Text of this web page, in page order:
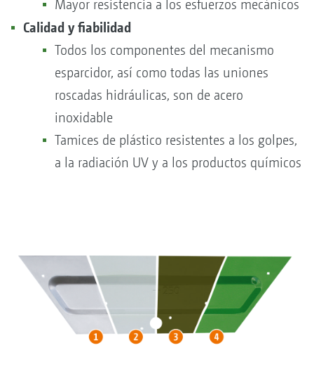
Mayor resistencia a los esfuerzos mecánicos
Calidad y fiabilidad
Todos los componentes del mecanismo
esparcidor, así como todas las uniones
roscadas hidráulicas, son de acero
inoxidable
Tamices de plástico resistentes a los golpes,
a la radiación UV y a los productos químicos